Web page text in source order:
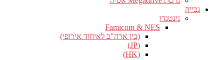
גבייה
נינטנדו
Famicom & NES
(בין ארה"ב לאיחוד אירופי)
(JP)
(HK)